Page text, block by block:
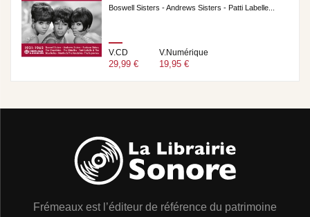
Boswell Sisters - Andrews Sisters - Patti Labelle...
V.CD
29,99 €
V.Numérique
19,95 €
Frémeaux est l’éditeur de référence du patrimoine